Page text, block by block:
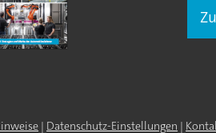
| Datenschutz-Einstellungen |